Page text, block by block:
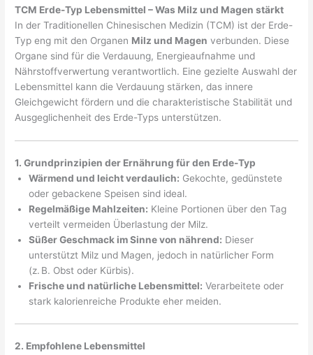
TCM Erde-Typ Lebensmittel – Was Milz und Magen stärkt
In der Traditionellen Chinesischen Medizin (TCM) ist der Erde-
Typ eng mit den Organen Milz und Magen verbunden. Diese
Organe sind für die Verdauung, Energieaufnahme und
Nährstoffverwertung verantwortlich. Eine gezielte Auswahl der
Lebensmittel kann die Verdauung stärken, das innere
Gleichgewicht fördern und die charakteristische Stabilität und
Ausgeglichenheit des Erde-Typs unterstützen.
1. Grundprinzipien der Ernährung für den Erde-Typ
Wärmend und leicht verdaulich: Gekochte, gedünstete
oder gebackene Speisen sind ideal.
Regelmäßige Mahlzeiten: Kleine Portionen über den Tag
verteilt vermeiden Überlastung der Milz.
Süßer Geschmack im Sinne von nährend: Dieser
unterstützt Milz und Magen, jedoch in natürlicher Form
(z. B. Obst oder Kürbis).
Frische und natürliche Lebensmittel: Verarbeitete oder
stark kalorienreiche Produkte eher meiden.
2. Empfohlene Lebensmittel